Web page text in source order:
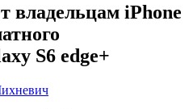
владельцам iPhone
S6 edge+